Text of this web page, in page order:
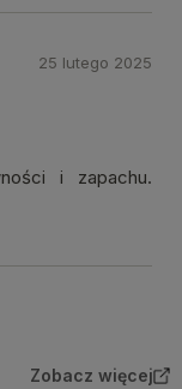
i zapachu.
25 lutego 2025
Zobacz więcej